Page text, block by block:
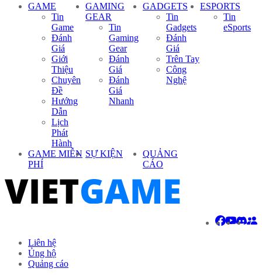
GAME
Tin
Game
Đánh
Giá
Giới
Thiệu
Chuyên
Đề
Hướng
Dẫn
Lịch
Phát
Hành
GAMING
GEAR
Tin
Gaming
Gear
Đánh
Giá
Đánh
Giá
Nhanh
GADGETS
Tin
Gadgets
Đánh
Giá
Trên Tay
Công
Nghệ
ESPORTS
Tin
eSports
GAME MIỄN
PHÍ
SỰ KIỆN
QUẢNG
CÁO
Liên hệ
Ủng hộ
Quảng cáo